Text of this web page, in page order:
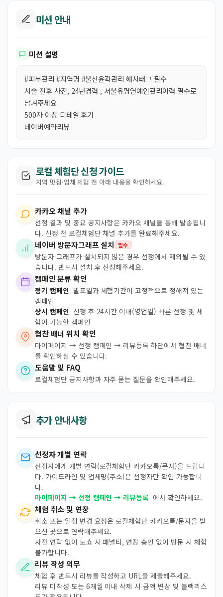
미션 안내
미션 설명
#피부관리 #지역명 #울산윤곽관리 해시태그 필수
시술 전후 사진, 24년경력 , 서울유명연예인관리이력 필수로
남겨주세요
500자 이상 디테일 후기
네이버예약리뷰
로컬 체험단 신청 가이드
지역 맛집·업체 체험 전 아래 내용을 확인하세요.
카카오 채널 추가
선정 결과 및 중요 공지사항은 카카오 채널을 통해 발송됩니
다. 신청 전 로컬체험단 채널 추가를 완료해주세요.
네이버 방문자그래프 설치 필수
방문자 그래프가 설치되지 않은 경우 선정에서 제외될 수 있
습니다. 반드시 설치 후 신청해주세요.
캠페인 분류 확인
정기 캠페인 발표일과 체험기간이 고정적으로 정해져 있는
캠페인
상시 캠페인 신청 후 24시간 이내(영업일) 빠른 선정 및 체
험이 가능한 캠페인
협찬 배너 위치 확인
마이페이지 → 선정 캠페인 → 리뷰등록 하단에서 협찬 배너
를 확인하실 수 있습니다.
도움말 및 FAQ
로컬체험단 공지사항과 자주 묻는 질문을 확인해주세요.
추가 안내사항
선정자 개별 연락
선정자에게 개별 연락(로컬체험단 카카오톡/문자)을 드립니
다. 가이드라인 및 업체명(주소)은 선정자만 확인 가능합니
다.
마이페이지 → 선정 캠페인 → 리뷰등록 에서 확인하세요.
체험 취소 및 연장
취소 또는 일정 변경 요청은 로컬체험단 카카오톡/문자을 받
으신 곳으로 연락해주세요.
사전 연락 없이 노쇼 시 패널티, 연장 승인 없이 방문 시 체험
불가합니다.
리뷰 작성 의무
체험 후 반드시 리뷰를 작성하고 URL을 제출해주세요.
리뷰 미작성 또는 6개월 이내 삭제 시 금액 변상 및 블랙리스